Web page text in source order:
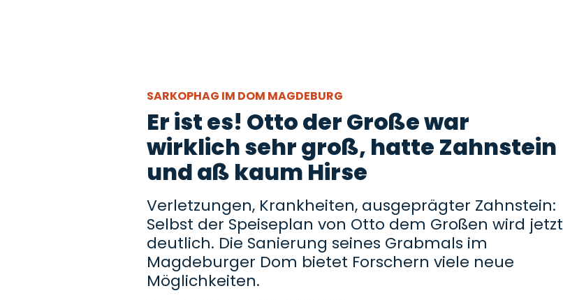
SARKOPHAG IM DOM MAGDEBURG
Er ist es! Otto der Große war
wirklich sehr groß, hatte Zahnstein
und aß kaum Hirse
Verletzungen, Krankheiten, ausgeprägter Zahnstein:
Selbst der Speiseplan von Otto dem Großen wird jetzt
deutlich. Die Sanierung seines Grabmals im
Magdeburger Dom bietet Forschern viele neue
Möglichkeiten.